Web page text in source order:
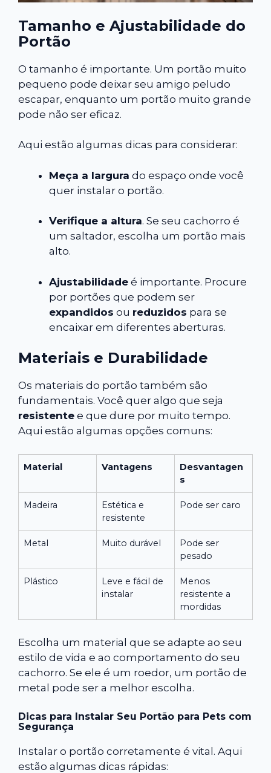
Tamanho e Ajustabilidade do
Portão
O tamanho é importante. Um portão muito
pequeno pode deixar seu amigo peludo
escapar, enquanto um portão muito grande
pode não ser eficaz.
Aqui estão algumas dicas para considerar:
Meça a largura do espaço onde você
quer instalar o portão.
Verifique a altura. Se seu cachorro é
um saltador, escolha um portão mais
alto.
Ajustabilidade é importante. Procure
por portões que podem ser
expandidos ou reduzidos para se
encaixar em diferentes aberturas.
Materiais e Durabilidade
Os materiais do portão também são
fundamentais. Você quer algo que seja
resistente e que dure por muito tempo.
Aqui estão algumas opções comuns:
Material Vantagens
Desvantagen
s
Madeira
Estética e
resistente
Pode ser caro
Metal Muito durável
Pode ser
pesado
Plástico
Leve e fácil de
instalar
Menos
resistente a
mordidas
Escolha um material que se adapte ao seu
estilo de vida e ao comportamento do seu
cachorro. Se ele é um roedor, um portão de
metal pode ser a melhor escolha.
Dicas para Instalar Seu Portão para Pets com
Segurança
Instalar o portão corretamente é vital. Aqui
estão algumas dicas rápidas: